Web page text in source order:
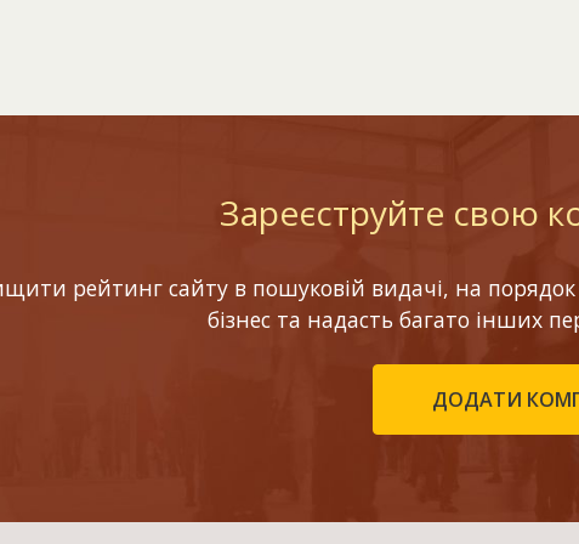
Зареєструйте свою
рейтинг сайту в пошуковій видачі, на порядок
бізнес та надасть багато інших
ДОДАТИ